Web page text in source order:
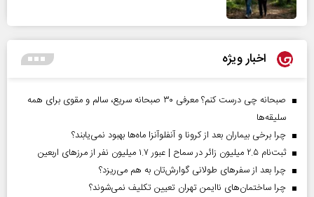
اخبار ویژه
صبحانه چی درست کنم؟ معرفی ۳۰ صبحانه سریع، سالم و مقوی برای همه
سلیقه‌ها
چرا برخی بیماران بعد از کرونا و آنفلوآنزا ماه‌ها بهبود نمی‌یابند؟
ثبت‌نام ۲.۵ میلیون زائر در سماح | عبور ۱.۷ میلیون نفر از مرز‌های اربعین
چرا بعد از سفرهای طولانی گوارش‌تان به هم می‌ریزد؟
چرا ساختمان‌های ناایمن تهران تعیین تکلیف نمی‌شوند؟